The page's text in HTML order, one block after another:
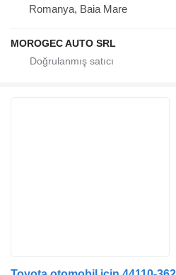
Romanya, Baia Mare
MOROGEC AUTO SRL